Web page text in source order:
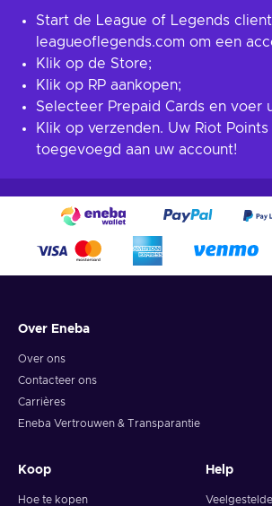
Start de League of Legends
leagueoflegends.com om een
Klik op de Store;
Klik op RP aankopen;
Selecteer Prepaid Cards en voer
Klik op verzenden. Uw Riot Points
toegevoegd aan uw account!
Over Eneba
Over ons
Contacteer ons
Carrières
Eneba Vertrouwen & Transparantie
Koop
Hoe te kopen
Help